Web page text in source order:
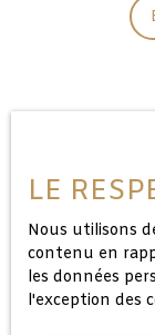
LE
Nous utilisons
contenu en
les données
l'exception des